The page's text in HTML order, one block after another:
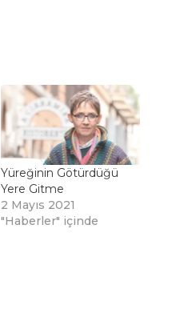
Yüreğinin Götürdüğü
Yere Gitme
2 Mayıs 2021
"Haberler" içinde